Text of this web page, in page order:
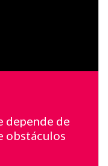
depende de
obstáculos